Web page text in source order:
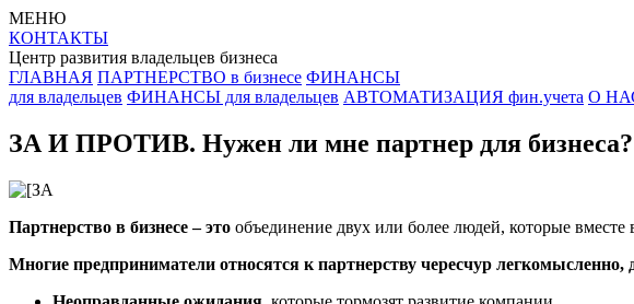
МЕНЮ
КОНТАКТЫ
Центр развития владельцев бизнеса
ГЛАВНАЯ ПАРТНЕРСТВО в бизнесе ФИНАНСЫ
для владельцев ФИНАНСЫ для владельцев АВТОМАТИЗАЦИЯ фин.учета О
ЗА И ПРОТИВ. Нужен ли мне партнер для бизнеса?
Партнерство в бизнесе – это объединение двух или более людей, которые
Многие предприниматели относятся к партнерству чересчур